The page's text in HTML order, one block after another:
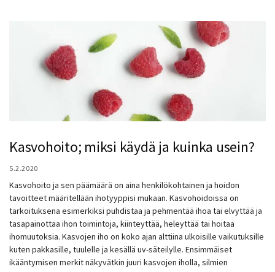
Kasvohoito; miksi käydä ja kuinka usein?
5.2.2020
Kasvohoito ja sen päämäärä on aina henkilökohtainen ja hoidon
tavoitteet määritellään ihotyyppisi mukaan. Kasvohoidoissa on
tarkoituksena esimerkiksi puhdistaa ja pehmentää ihoa tai elvyttää ja
tasapainottaa ihon toimintoja, kiinteyttää, heleyttää tai hoitaa
ihomuutoksia. Kasvojen iho on koko ajan alttiina ulkoisille vaikutuksille
kuten pakkasille, tuulelle ja kesällä uv-säteilylle. Ensimmäiset
ikääntymisen merkit näkyvätkin juuri kasvojen iholla, silmien